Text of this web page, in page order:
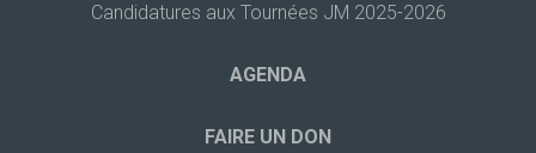
Candidatures aux Tournées JM 2025-2026
AGENDA
FAIRE UN DON